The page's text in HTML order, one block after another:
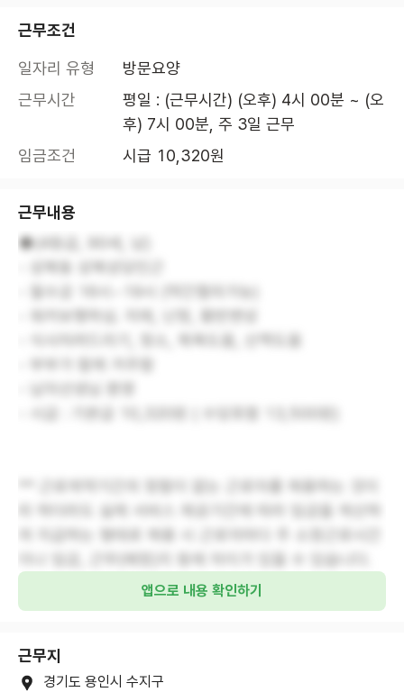
근무조건
일자리 유형
방문요양
근무시간
평일 : (근무시간) (오후) 4시 00분 ~ (오
후) 7시 00분, 주 3일 근무
임금조건
시급 10,320원
근무내용
◆(4등급, 90세, 남)
라 하더라도 실제 서비스 제공기간에 따라 임금을 계산하
앱으로 내용 확인하기
근무지
경기도 용인시 수지구